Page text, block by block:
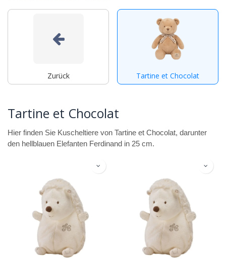
Zurück Tartine et Chocolat
Tartine et Chocolat
Hier finden Sie Kuscheltiere von Tartine et Chocolat, darunter
den hellblauen Elefanten Ferdinand in 25 cm.